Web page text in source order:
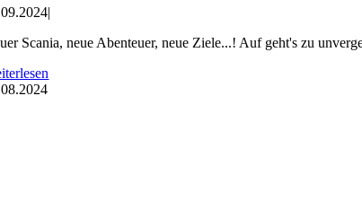
|
Scania, neue Abenteuer, neue Ziele...! Auf geht's zu
08.2024